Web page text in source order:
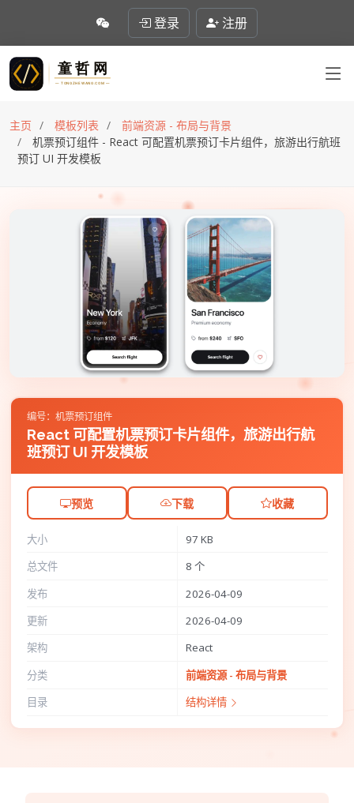
登录 注册
主页 模板列表
前端资源 - 布局与背景
机票预订组件 - React 可配置机票预订卡片组件，旅游出行航班
预订 UI 开发模板
编号：机票预订组件
React 可配置机票预订卡片组件，旅游出行航
班预订 UI 开发模板
预览 下载 收藏
大小
97 KB
总文件
8 个
发布
2026-04-09
更新
2026-04-09
架构
React
分类
前端资源 - 布局与背景
目录
结构详情